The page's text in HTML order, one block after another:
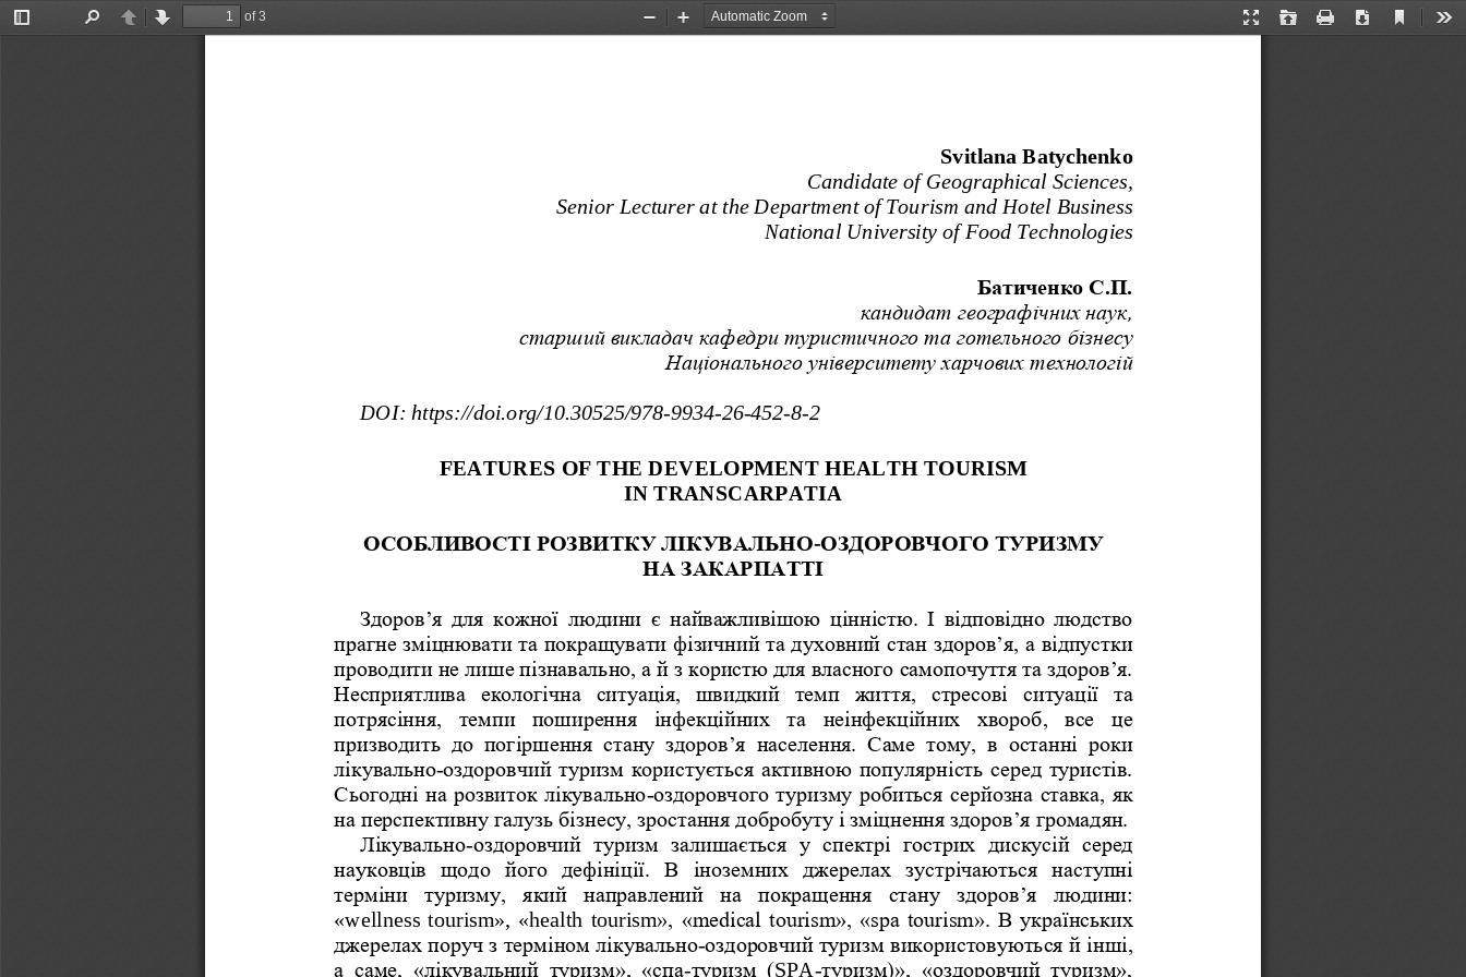
Toggle
PreviousNext
of 3
Presentation
Open Print Download
Current
Zoom
Zoom
Svitlana Batychenko
Candidate of Geographical Sciences,
Senior Lecturer at the Department of Tourism and Hotel Business
National University of Food Technologies
Батиченко С.П.
кандидат географічних наук,
старший викладач кафедри туристичного та готельного бізнесу
Національного університету харчових технологій
DOI: https://doi.org/10.30525/978- 9934- 26- 452- 8-  2
FEATURES OF THE DEVELOPMENT HEALTH TOURISM
IN TRANSCARPATIA
ОСОБЛИВОСТІ РОЗВИТКУ ЛІКУВАЛЬНО-ОЗДОРОВЧОГО ТУРИЗМУ
НА ЗАКАРПАТТІ
Здоров’я  для  кожної  людини  є  найважливішою  цінністю.  І  відповідно  людство
прагне зміцнювати та покращувати фізичний та духовний стан здоров’я, а відпустки
проводити не лише пізнавально, а й з користю для власного самопочуття та здоров’я.
Несприятлива  екологічна  ситуація,  швидкий  темп  життя,  стресові  ситуації  та
потрясіння,  темпи  поширення  інфекційних  та  неінфекційних  хвороб,  все  це
призводить  до  погіршення  стану  здоров’я  населення.  Саме  тому,  в  останні  роки
лікувально-оздоровчий туризм користується активною популярність серед туристів.
Сьогодні на розвиток лікувально -оздоровчого туризму робиться серйозна ставка, як
на перспективну галузь бізнесу, зростання добробуту і зміцнення здоров’я громадян.
Лікувально- оздоровчий  туризм  залишається  у  спектрі  гострих  дискусій  серед
науковців  щодо  його  дефініції.  В  іноземних  джерелах  зустрічаються  наступні
терміни  туризму,  який  направлений  на  покращення  стану  здоров’я  людини:
«wellness  tourism»,  «health
  tourism
», «medical tourism», «spa tourism». В українських
джерелах поруч з терміном лікувально-оздоровчий туризм використовуються й інші,
а  саме,
«лікувальний  туризм»,  «спа туризм  (SPA -туризм)»,  «оздоровчий  туризм»,